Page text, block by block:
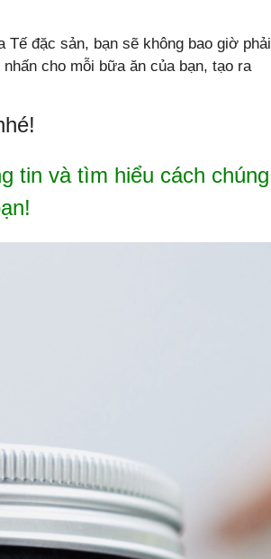
đặc sản, bạn sẽ không bao giờ phải
cho mỗi bữa ăn của bạn, tạo ra
tin và tìm hiểu cách chúng